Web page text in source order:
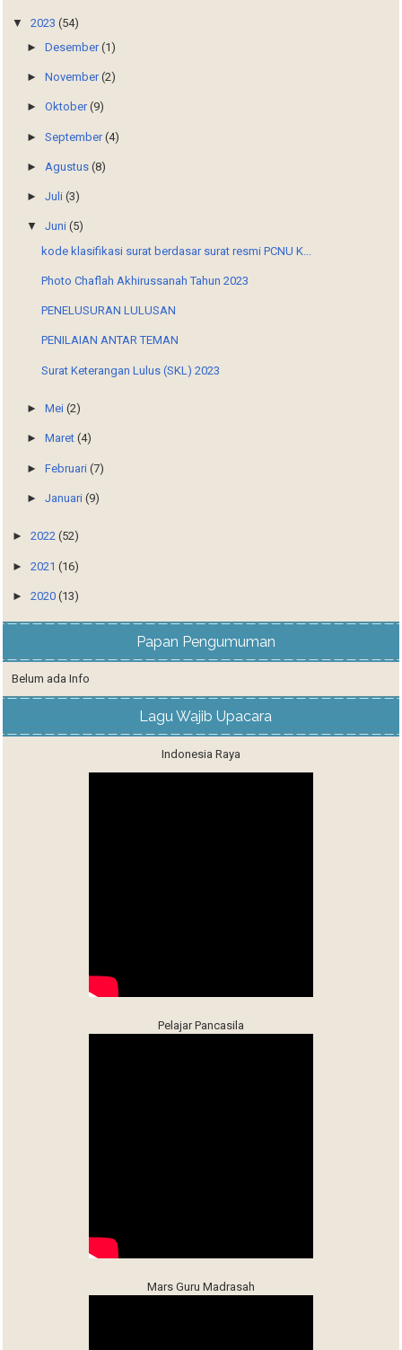
▼2023(54)
►Desember(1)
►November(2)
►Oktober(9)
►September(4)
► Agustus(8)
►Juli(3)
▼Juni(5)
kode klasifikasi surat berdasar surat resmi PCNU K...
Photo Chaflah Akhirussanah Tahun 2023
PENELUSURAN LULUSAN
PENILAIAN ANTAR TEMAN
Surat Keterangan Lulus (SKL) 2023
►Mei(2)
►Maret(4)
►Februari(7)
►Januari(9)
►2022(52)
►2021(16)
►2020(13)
Papan Pengumuman
Belum ada Info
Lagu Wajib Upacara
Indonesia Raya
Pelajar Pancasila
Mars Guru Madrasah